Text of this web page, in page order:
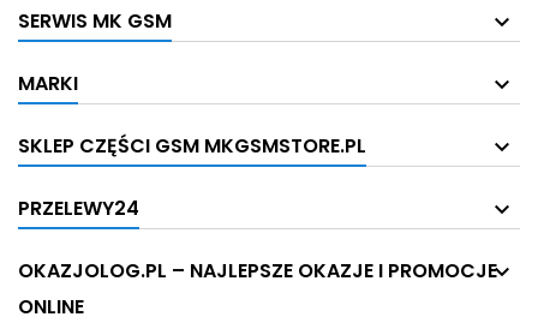
SERWIS MK GSM
MARKI
SKLEP CZĘŚCI GSM MKGSMSTORE.PL
PRZELEWY24
OKAZJOLOG.PL – NAJLEPSZE OKAZJE I PROMOCJE
ONLINE